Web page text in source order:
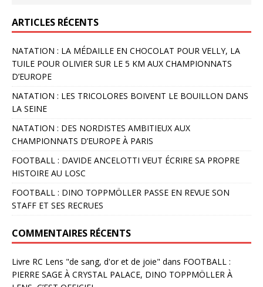
ARTICLES RÉCENTS
NATATION : LA MÉDAILLE EN CHOCOLAT POUR VELLY, LA
TUILE POUR OLIVIER SUR LE 5 KM AUX CHAMPIONNATS
D’EUROPE
NATATION : LES TRICOLORES BOIVENT LE BOUILLON DANS
LA SEINE
NATATION : DES NORDISTES AMBITIEUX AUX
CHAMPIONNATS D’EUROPE À PARIS
FOOTBALL : DAVIDE ANCELOTTI VEUT ÉCRIRE SA PROPRE
HISTOIRE AU LOSC
FOOTBALL : DINO TOPPMÖLLER PASSE EN REVUE SON
STAFF ET SES RECRUES
COMMENTAIRES RÉCENTS
Livre RC Lens "de sang, d'or et de joie" dans FOOTBALL :
PIERRE SAGE À CRYSTAL PALACE, DINO TOPPMÖLLER À